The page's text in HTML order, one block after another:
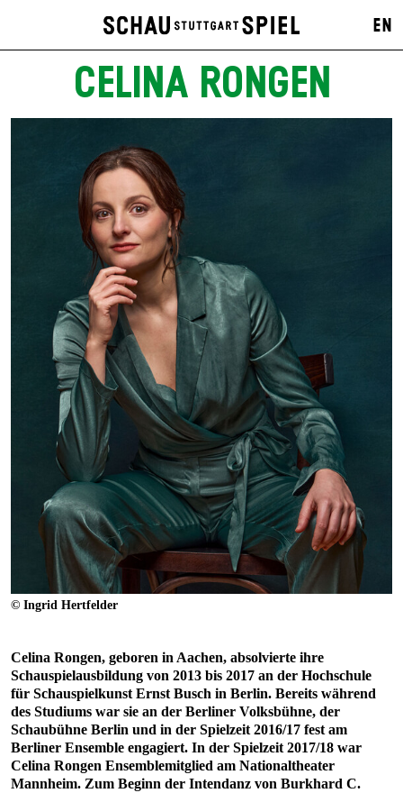
EN
CELINA RONGEN
© Ingrid Hertfelder
Celina Rongen, geboren in Aachen, absolvierte ihre
Schauspielausbildung von 2013 bis 2017 an der Hochschule
für Schauspielkunst Ernst Busch in Berlin. Bereits während
des Studiums war sie an der Berliner Volksbühne, der
Schaubühne Berlin und in der Spielzeit 2016/17 fest am
Berliner Ensemble engagiert. In der Spielzeit 2017/18 war
Celina Rongen Ensemblemitglied am Nationaltheater
Mannheim. Zum Beginn der Intendanz von Burkhard C.